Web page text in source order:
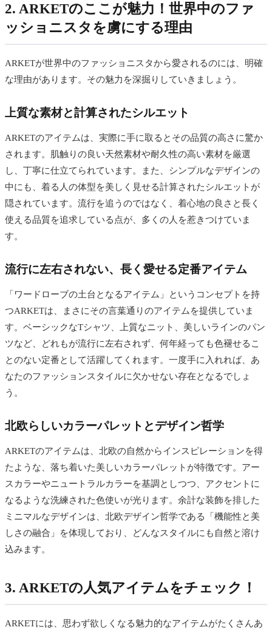
2. ARKETのここが魅力！世界中のファ
ッショニスタを虜にする理由
ARKETが世界中のファッショニスタから愛されるのには、明確
な理由があります。その魅力を深掘りしていきましょう。
上質な素材と計算されたシルエット
ARKETのアイテムは、実際に手に取るとその品質の高さに驚か
されます。肌触りの良い天然素材や耐久性の高い素材を厳選
し、丁寧に仕立てられています。また、シンプルなデザインの
中にも、着る人の体型を美しく見せる計算されたシルエットが
隠されています。流行を追うのではなく、着心地の良さと長く
使える品質を追求している点が、多くの人を惹きつけていま
す。
流行に左右されない、長く愛せる定番アイテム
「ワードローブの土台となるアイテム」というコンセプトを持
つARKETは、まさにその言葉通りのアイテムを提供していま
す。ベーシックなTシャツ、上質なニット、美しいラインのパン
ツなど、どれもが流行に左右されず、何年経っても色褪せるこ
とのない定番として活躍してくれます。一度手に入れれば、あ
なたのファッションスタイルに欠かせない存在となるでしょ
う。
北欧らしいカラーパレットとデザイン哲学
ARKETのアイテムは、北欧の自然からインスピレーションを得
たような、落ち着いた美しいカラーパレットが特徴です。アー
スカラーやニュートラルカラーを基調としつつ、アクセントに
なるような洗練された色使いが光ります。余計な装飾を排した
ミニマルなデザインは、北欧デザイン哲学である「機能性と美
しさの融合」を体現しており、どんなスタイルにも自然と溶け
込みます。
3. ARKETの人気アイテムをチェック！
ARKETには、思わず欲しくなる魅力的なアイテムがたくさんあ